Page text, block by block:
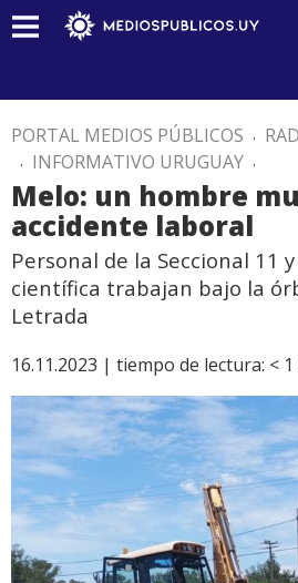
PORTAL MEDIOS PÚBLICOS .
. INFORMATIVO URUGUAY .
Melo: un hombre
accidente laboral
Personal de la Seccional 11
científica trabajan bajo la
Letrada
16.11.2023 | tiempo de lectura: < 1